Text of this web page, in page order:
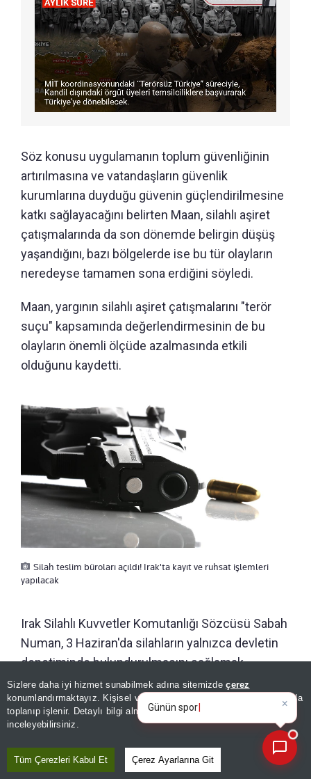
Sizlere daha iyi hizmet sunabilmek adına sitemizdeçerez
konumlandırmaktayız. Kişisel verileriniz, KVKK ve GDPR kapsamında
toplanıp işlenir. Detaylı bilgi almak içinAydınlatma Metnimizi
inceleyebilirsiniz.
Tüm Çerezleri Kabul Et Çerez Ayarlarına Git
Söz konusu uygulamanın toplum güvenliğinin
artırılmasına ve vatandaşların güvenlik
kurumlarına duyduğu güvenin güçlendirilmesine
katkı sağlayacağını belirten Maan, silahlı aşiret
çatışmalarında da son dönemde belirgin düşüş
yaşandığını, bazı bölgelerde ise bu tür olayların
neredeyse tamamen sona erdiğini söyledi.
Maan, yargının silahlı aşiret çatışmalarını "terör
suçu" kapsamında değerlendirmesinin de bu
olayların önemli ölçüde azalmasında etkili
olduğunu kaydetti.
Silah teslim büroları açıldı! Irak'ta kayıt ve ruhsat işlemleri
yapılacak
Irak Silahlı Kuvvetler Komutanlığı Sözcüsü Sabah
Numan, 3 Haziran'da silahların yalnızca devletin
denetiminde bulundurulmasını sağlamak
amacıyla bir komisyon kurulduğunu ve
komisyonun çalışmalarına başladığını açıklamıştı.
ÖNERİLEN HABERLER
Günün spor, gündem ve
ekonomi gelişmelerini analiz
edin|